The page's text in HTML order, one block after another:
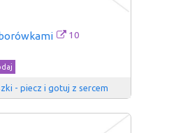
10
- piecz i gotuj z sercem